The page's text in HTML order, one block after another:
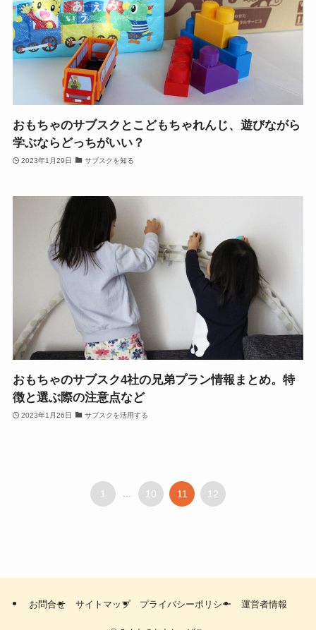
おもちゃのサブスクとこどもちゃれんじ、遊びながら
学ぶならどっちがいい？
2023年1月29日 サブスクを知る
おもちゃのサブスク4社の兄弟プラン情報まとめ。特
徴と選ぶ際の注意点など
2023年1月26日 サブスクを活用する
1 ... 10 11 12
お問合せ サイトマップ プライバシーポリシー 運営者情報